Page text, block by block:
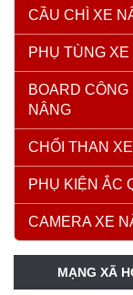
CẦU CHÌ XE
PHỤ TÙNG
BOARD
NÂNG
CHỔI THAN
PHỤ KIỆN ẮC
CAMERA XE
MẠNG XÃ